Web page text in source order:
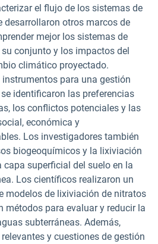
el flujo de los sistemas de
desarrollaron otros marcos de
mejor los sistemas de
conjunto y los impactos del
climático proyectado.
para una gestión
identificaron las preferencias
los conflictos potenciales y las
económica y
Los investigadores también
biogeoquímicos y la lixiviación
superficial del suelo en la
Los científicos realizaron un
modelos de lixiviación de nitratos
métodos para evaluar y reducir la
subterráneas. Además,
y cuestiones de gestión